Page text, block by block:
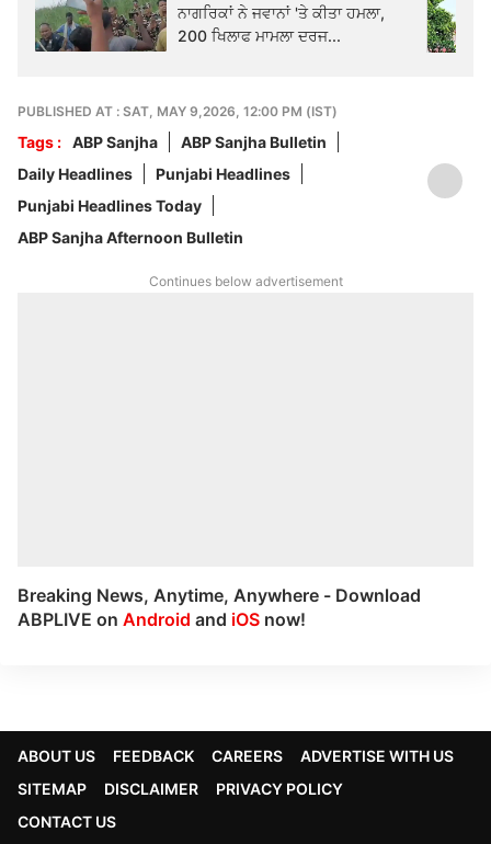
ਨਾਗਰਿਕਾਂ ਨੇ ਜਵਾਨਾਂ 'ਤੇ ਕੀਤਾ ਹਮਲਾ,
200 ਖਿਲਾਫ ਮਾਮਲਾ ਦਰਜ...
PUBLISHED AT : SAT, MAY 9,2026, 12:00 PM (IST)
Tags : ABP Sanjha
ABP Sanjha Bulletin
Daily Headlines
Punjabi Headlines
Punjabi Headlines Today
ABP Sanjha Afternoon Bulletin
Continues below advertisement
Breaking News, Anytime, Anywhere - Download
ABPLIVE on Android and iOS now!
ABOUT US FEEDBACK CAREERS
ADVERTISE WITH US
SITEMAP
DISCLAIMER
PRIVACY POLICY
CONTACT US